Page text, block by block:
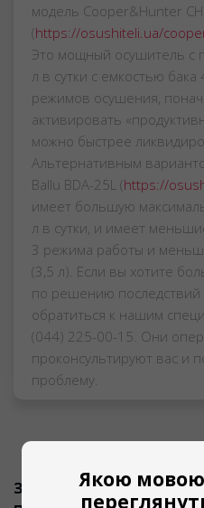
модель Cooper&Hunter
(https://osushiteli.ua/
Это мощный осушитель с
л в сутки с емкостью бака
режимов осушения,
активировать
можно быстрее
Альтернативным
Ballu BDA-25L (https://
имеет большую
л в сутки, и имеет
3 режима работы и
(3,5 л). Если вы хотите
по решению последствий
обратиться к нашим
(044) 225-00-15. Они
проконсультируют вас и
проблему.
Здравствуйте. В нашем
Якою